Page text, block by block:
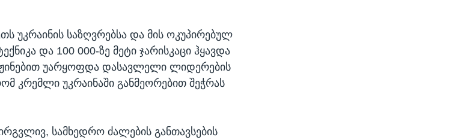
უკრაინის საზღვრებსა და მის ოკუპირებულ
და 100 000-ზე მეტი ჯარისკაცი ჰყავდა
უარყოფდა დასავლელი ლიდერების
კრემლი უკრაინაში განმეორებით შეჭრას
სამხედრო ძალების განთავსების